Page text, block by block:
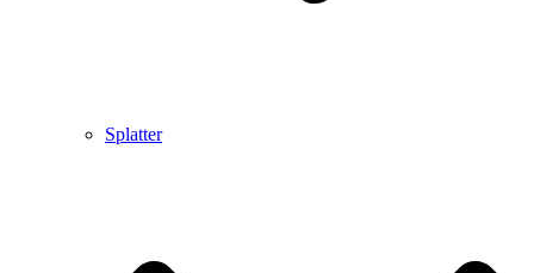
Splatter